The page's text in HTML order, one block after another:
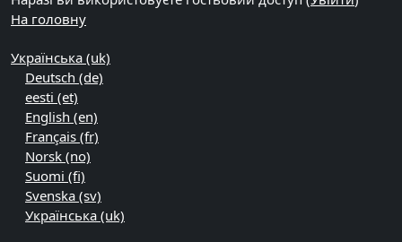
На головну
Українська ‎(uk)‎
Deutsch ‎(de)‎
eesti ‎(et)‎
English ‎(en)‎
Français ‎(fr)‎
Norsk ‎(no)‎
Suomi ‎(fi)‎
Svenska ‎(sv)‎
Українська ‎(uk)‎